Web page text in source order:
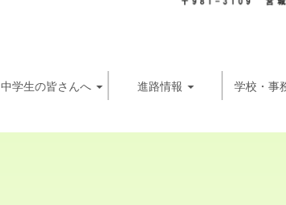
中学生の皆さんへ 進路情報 学校・事